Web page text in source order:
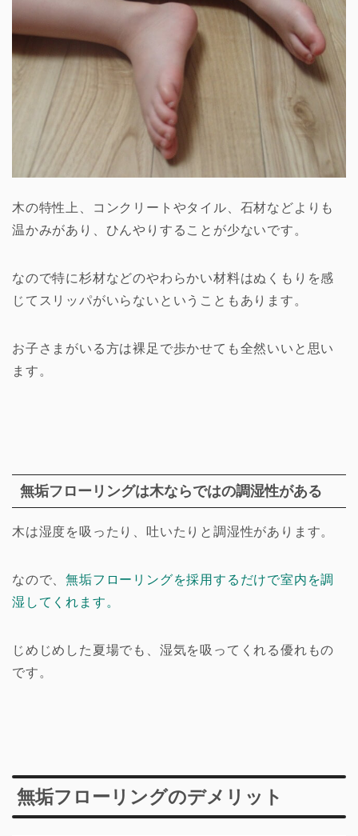
木の特性上、コンクリートやタイル、石材などよりも
温かみがあり、ひんやりすることが少ないです。
なので特に杉材などのやわらかい材料はぬくもりを感
じてスリッパがいらないということもあります。
お子さまがいる方は裸足で歩かせても全然いいと思い
ます。
無垢フローリングは木ならではの調湿性がある
木は湿度を吸ったり、吐いたりと調湿性があります。
なので、無垢フローリングを採用するだけで室内を調
湿してくれます。
じめじめした夏場でも、湿気を吸ってくれる優れもの
です。
無垢フローリングのデメリット